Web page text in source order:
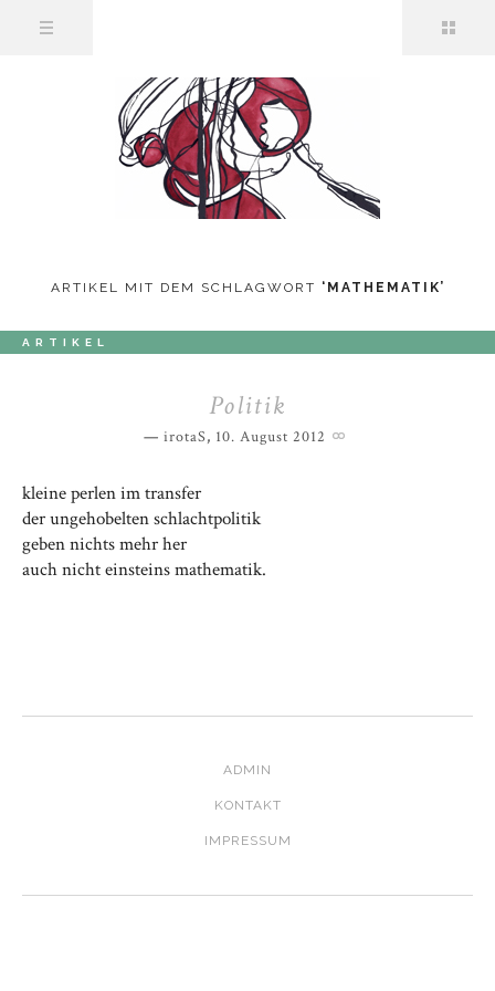
ARTIKEL MIT DEM SCHLAGWORT ‘ MATHEMATIK’
ARTIKEL
Politik
irotaS, 10. August 2012
kleine perlen im transfer
der ungehobelten schlachtpolitik
geben nichts mehr her
auch nicht einsteins mathematik.
ADMIN
KONTAKT
IMPRESSUM